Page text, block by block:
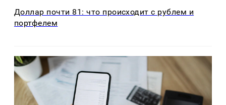
Доллар почти 81: что происходит с рублем и
портфелем